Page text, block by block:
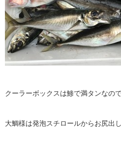
クーラーボックスは鯵で満タンなの
大鯛様は発泡スチロールからお尻出